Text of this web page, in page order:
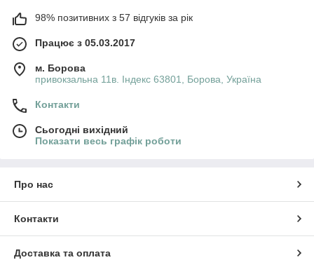
98% позитивних з 57 відгуків за рік
Працює з 05.03.2017
м. Борова
привокзальна 11в. Індекс 63801, Борова, Україна
Контакти
Сьогодні вихідний
Показати весь графік роботи
Про нас
Контакти
Доставка та оплата